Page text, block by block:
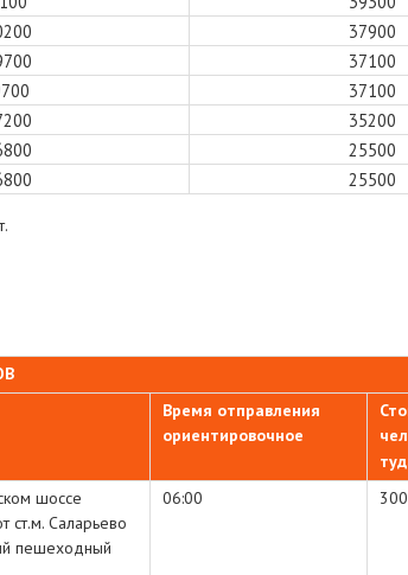
37900
37100
37100
35200
25500
25500
Время отправления
ориентировочное
шоссе
ст.м. Саларьево
пешеходный
06:00